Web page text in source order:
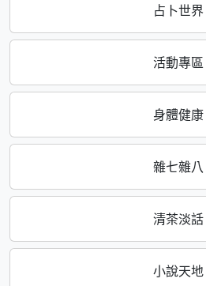
占卜世界
活動專區
身體健康
雜七雜八
清茶淡話
小說天地